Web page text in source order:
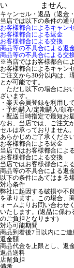
い
ません。
キャンセル・返品（返金
当店では以下の条件の通
お客様都合によるキャン
お客様都合による返金
お客様都合による交換
商品等の不具合による返
商品等の不具合による交
※当店ではお客様都合に
お客様都合によるキャン
ご注文から30分以内は、
とが可能です。
ただし以下の場合にお
ざいます。
・楽天会員登録を利用し
・予約購入/定期購入/頒
・配送日時指定で最短お
なお、当店では、ご注文
セルは承っておりません。
あらかじめご了承ください
お客様都合による返金
当店ではお客様都合によ
お客様都合による交換
当店ではお客様都合によ
商品等の不具合による返
以下の条件にあてはまる
対応条件
弊社に起因する破損や不
を承ります。この場合、
ォームよりお問い合わせ
いたします。(返品に係
のご負担となります)
対応可能期間
商品到着後7日以内にご
返金額
商品代金を上限とし、返
返品送料
店舗負担
備考